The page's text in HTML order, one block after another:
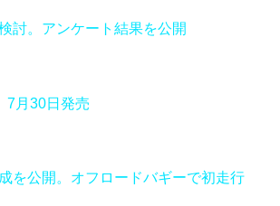
討。アンケート結果を公開
7月30日発売
を公開。オフロードバギーで初走行